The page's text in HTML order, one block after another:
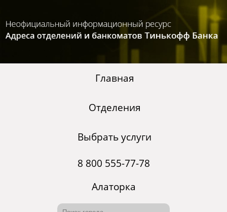
Главная
Отделения
Выбрать услуги
8 800 555-77-78
Алаторка